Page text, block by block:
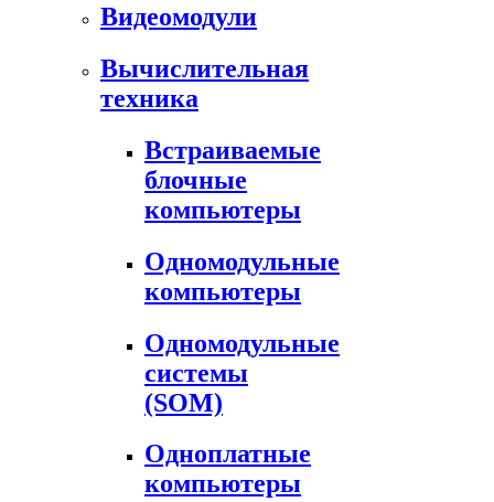
Видеомодули
Вычислительная
техника
Встраиваемые
блочные
компьютеры
Одномодульные
компьютеры
Одномодульные
системы
(SOM)
Одноплатные
компьютеры